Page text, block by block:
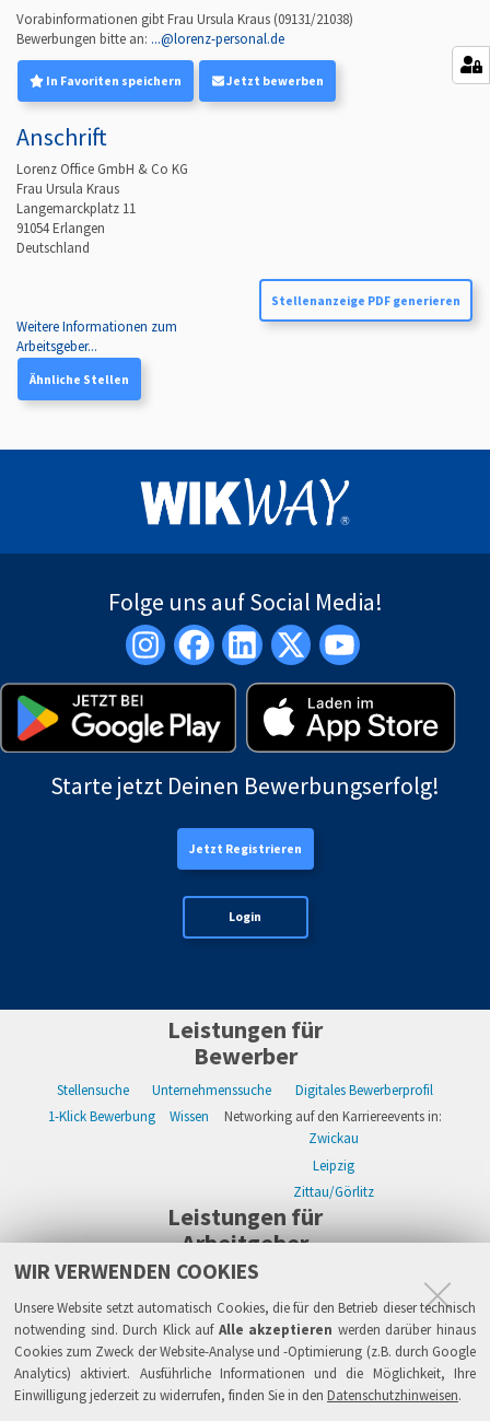
WIR VERWENDEN COOKIES
Unsere Website setzt automatisch Cookies, die für den Betrieb dieser technisch
notwending sind. Durch Klick auf Alle akzeptieren werden darüber hinaus
Cookies zum Zweck der Website-Analyse und -Optimierung (z.B. durch Google
Analytics) aktiviert. Ausführliche Informationen und die Möglichkeit, Ihre
Einwilligung jederzeit zu widerrufen, finden Sie in den Datenschutzhinweisen.
Vorabinformationen gibt Frau Ursula Kraus (09131/21038)
Bewerbungen bitte an: ...@lorenz-personal.de
In Favoriten speichern Jetzt bewerben
Anschrift
Lorenz Office GmbH & Co KG
Frau Ursula Kraus
Langemarckplatz 11
91054Erlangen
Deutschland
Stellenanzeige PDF generieren
Weitere Informationen zum
Arbeitsgeber...
Ähnliche Stellen
Folge uns auf Social Media!
Starte jetzt Deinen Bewerbungserfolg!
Jetzt Registrieren
Login
Leistungen für
Bewerber
Stellensuche Unternehmenssuche
Digitales Bewerberprofil
1-Klick Bewerbung
Wissen
Networking auf den Karriereevents in:
Zwickau
Leipzig
Zittau/Görlitz
Leistungen für
Arbeitgeber
WIKWAY Online-Recruiting Kostenloses Firmenprofil
Alle Einzelleistungen
Wissen
Live-Recruiting auf Karriereevents in:
Zwickau
Leipzig
Zittau/Görlitz
Sicherheit